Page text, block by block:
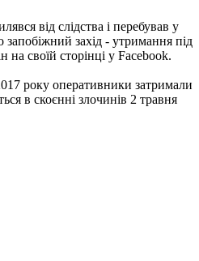
від слідства і перебував у
захід - утримання під
своїй сторінці у Facebook.
року оперативники затримали
в скоєнні злочинів 2 травня